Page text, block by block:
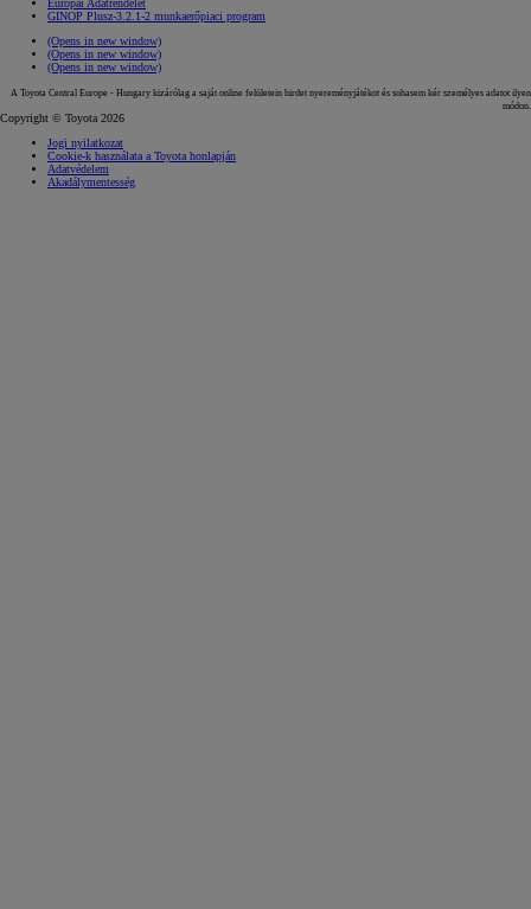
GINOP Plusz-3.2.1-2 munkaerőpiaci program
(Opens in new window)
(Opens in new window)
(Opens in new window)
A Toyota Central Europe - Hungary kizárólag a saját online felületein hirdet nyereményjátékot és sohasem kér személyes adatot ilyen
módon.
Copyright © Toyota 2026
Jogi nyilatkozat
Cookie-k használata a Toyota honlapján
Adatvédelem
Akadálymentesség